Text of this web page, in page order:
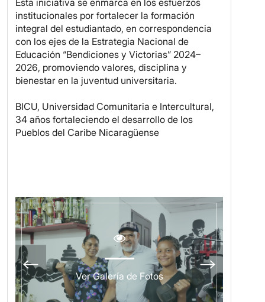
institucionales por fortalecer la formación
integral del estudiantado, en correspondencia
con los ejes de la Estrategia Nacional de
Educación “Bendiciones y Victorias” 2024–
2026, promoviendo valores, disciplina y
bienestar en la juventud universitaria.
BICU, Universidad Comunitaria e Intercultural,
34 años fortaleciendo el desarrollo de los
Pueblos del Caribe Nicaragüense
Ver Galería de Fotos